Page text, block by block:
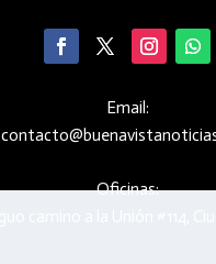
Email:
Oficinas: